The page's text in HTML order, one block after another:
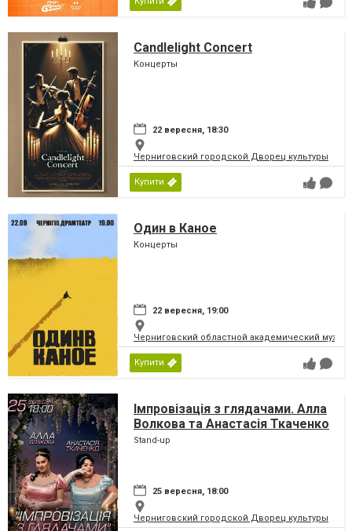
Candlelight Concert
Концерты
22 вересня, 18:30
Черниговский городской Дворец культуры
Купити
Один в Каное
Концерты
22 вересня, 19:00
Черниговский областной академический
Купити
Імпровізація з глядачами. Алла
Волкова та Анастасія Ткаченко
Stand-up
25 вересня, 18:00
Черниговский городской Дворец культуры